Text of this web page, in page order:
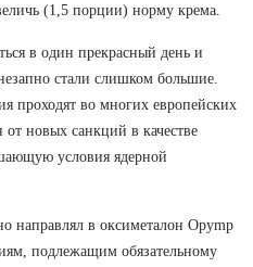
(1,5 порции) норму крема.
в один прекрасный день и
стали слишком большие.
проходят во многих европейских
от новых санкций в качестве
условия ядерной
направлял в оксиметалон Opymp
подлежащим обязательному